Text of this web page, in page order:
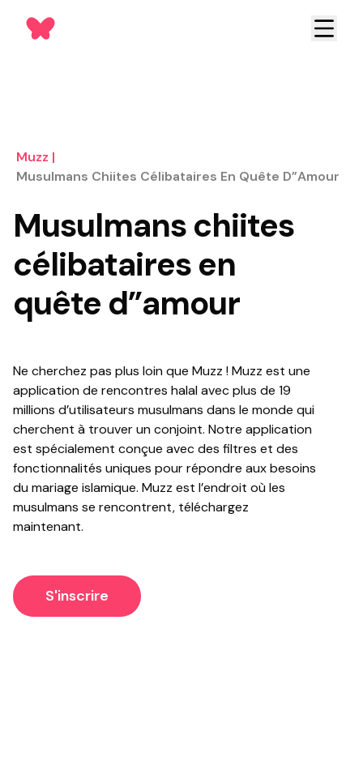
Muzz |
Musulmans Chiites Célibataires En Quête D”amour
Musulmans chiites
célibataires en
quête d”amour
Ne cherchez pas plus loin que Muzz ! Muzz est une
application de rencontres halal avec plus de 19
millions d’utilisateurs musulmans dans le monde qui
cherchent à trouver un conjoint. Notre application
est spécialement conçue avec des filtres et des
fonctionnalités uniques pour répondre aux besoins
du mariage islamique. Muzz est l’endroit où les
musulmans se rencontrent, téléchargez
maintenant.
S'inscrire